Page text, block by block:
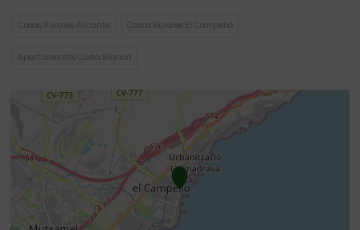
Casas Rurales Alicante Casas Rurales El Campello
Apartamentos Costa Blanca